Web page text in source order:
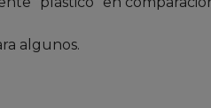
algunos.